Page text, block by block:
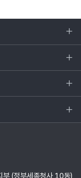
(정부세종청사 10동)